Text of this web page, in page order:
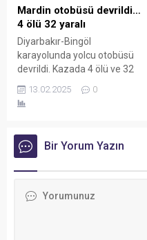
Mardin otobüsü devrildi…
4 ölü 32 yaralı
Diyarbakır-Bingöl
karayolunda yolcu otobüsü
devrildi. Kazada 4 ölü ve 32
yaralıların olduğu bildirildi.
13.02.2025 0
Bir Yorum Yazın